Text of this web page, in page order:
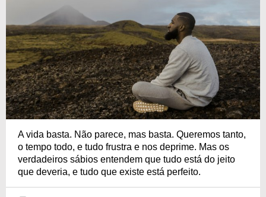
A vida basta. Não parece, mas basta. Queremos tanto,
o tempo todo, e tudo frustra e nos deprime. Mas os
verdadeiros sábios entendem que tudo está do jeito
que deveria, e tudo que existe está perfeito.